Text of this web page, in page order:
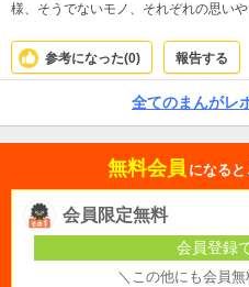
様、そうでないモノ、それぞれの思い
だけではなくて弱さや強さを教えて
ょっとしたキャラクターも魅力的。
参考になった(0) 報告する
全てのまんがレ
無料会員 になると
会員限定無料
会員登録
＼この他にも会員